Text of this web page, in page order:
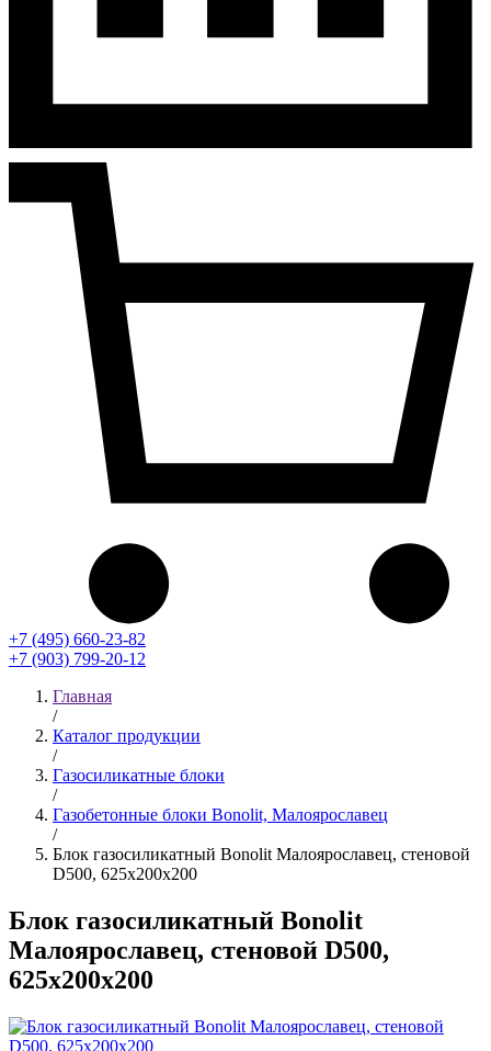
+7 (495) 660-23-82
+7 (903) 799-20-12
Главная
/
Каталог продукции
/
Газосиликатные блоки
/
Газобетонные блоки Bonolit, Малоярославец
/
Блок газосиликатный Bonolit Малоярославец, стеновой
D500, 625x200x200
Блок газосиликатный Bonolit
Малоярославец, стеновой D500,
625x200x200